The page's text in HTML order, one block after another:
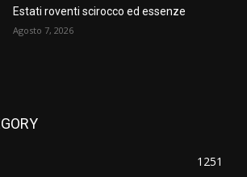
Estati roventi scirocco ed essenze
Agosto 7, 2026
1251